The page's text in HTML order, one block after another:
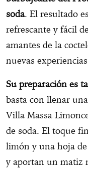
soda. El resultado
refrescante y fácil
amantes de la
nuevas
Su preparación es
basta con llenar
Villa Massa
de soda. El toque
limón y una hoja
y aportan un matiz